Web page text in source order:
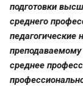
подготовки
среднего
педагогические
среднее